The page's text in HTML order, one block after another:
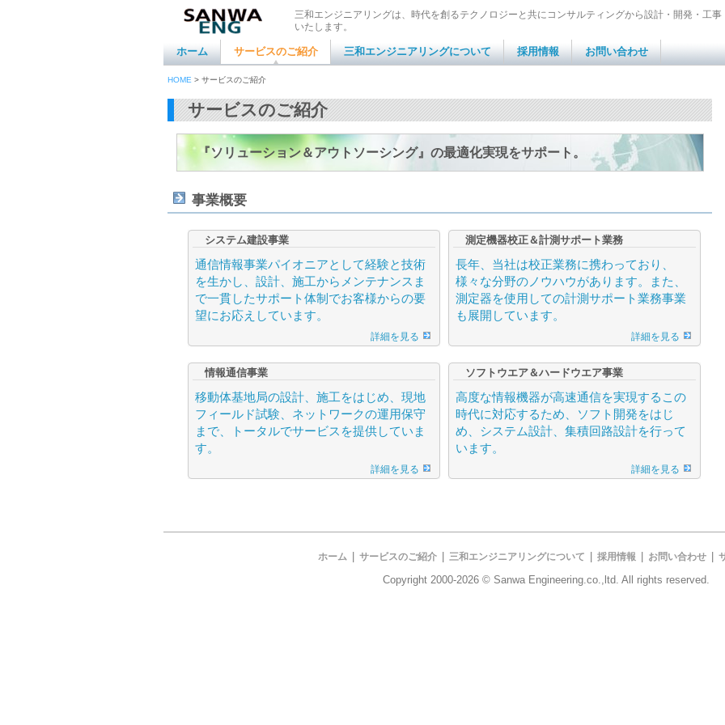
三和エンジニアリングは、時代を創るテクノロジーと共にコンサルティングから設計・開発・工
いたします。
ホーム サービスのご紹介 三和エンジニアリングについて 採用情報 お問い合わせ
HOME > サービスのご紹介
サービスのご紹介
『ソリューション＆アウトソーシング』の最適化実現をサポート。
事業概要
システム建設事業
通信情報事業パイオニアとして経験と技術
を生かし、設計、施工からメンテナンスま
で一貫したサポート体制でお客様からの要
望にお応えしています。
詳細を見る
測定機器校正＆計測サポート業務
長年、当社は校正業務に携わっており、
様々な分野のノウハウがあります。また、
測定器を使用しての計測サポート業務事業
も展開しています。
詳細を見る
情報通信事業
移動体基地局の設計、施工をはじめ、現地
フィールド試験、ネットワークの運用保守
まで、トータルでサービスを提供していま
す。
詳細を見る
ソフトウエア＆ハードウエア事業
高度な情報機器が高速通信を実現するこの
時代に対応するため、ソフト開発をはじ
め、システム設計、集積回路設計を行って
います。
詳細を見る
ホーム サービスのご紹介 三和エンジニアリングについて 採用情報 お問い合わせ
Copyright 2000-2026 © Sanwa Engineering.co.,ltd. All rights reserved.